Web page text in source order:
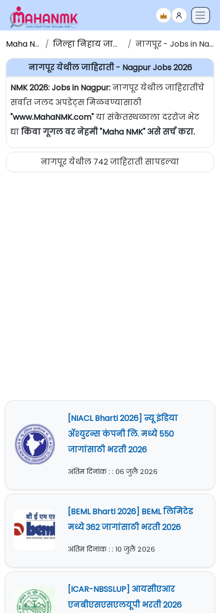
Maha NMK जिल्हा निहाय जाहिराती नागपूर - Jobs in Nagpur
नागपूर येथील जाहिराती - Nagpur Jobs 2026
NMK 2026: Jobs in Nagpur:नागपूर येथील जाहिरातींचे
सर्वात जलद अपडेट्स मिळवण्यासाठी
"www.MahaNMK.com"या संकेतस्थळाला दररोज भेट
द्याकिंवा गूगल वर नेहमी "Maha NMK" असे सर्च करा.
नागपूर येथील 742 जाहिराती सापडल्या
[NIACL Bharti 2026] न्यू इंडिया
ॲश्युरन्स कंपनी लि. मध्ये 550
जागांसाठी भरती 2026
अंतिम दिनांक : : ०६ जुलै २०२६
[BEML Bharti 2026] BEML लिमिटेड
मध्ये 362 जागांसाठी भरती 2026
अंतिम दिनांक : : १० जुलै २०२६
[ICAR-NBSSLUP] आयसीएआर
एनबीएसएसएलयूपी भरती 2026